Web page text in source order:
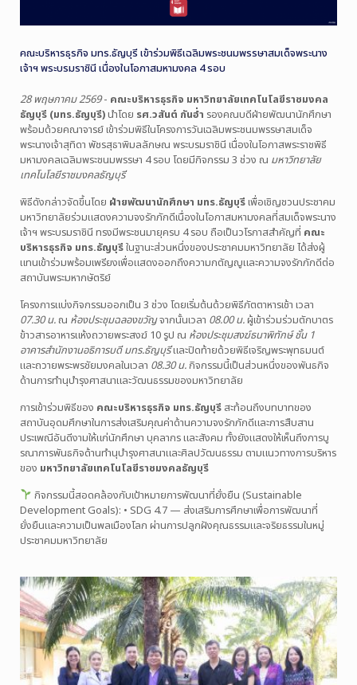
คณะบริหารธุรกิจ มทร.ธัญบุรี เข้าร่วมพิธีเฉลิมพระชนมพรรษาสมเด็จพระนาง
เจ้าฯ พระบรมราชินี เนื่องในโอกาสมหามงคล 4 รอบ
28 พฤษภาคม 2569- คณะบริหารธุรกิจ มหาวิทยาลัยเทคโนโลยีราชมงคล
ธัญบุรี (มทร.ธัญบุรี)นำโดย รศ.วสันต์ กันอ่ำ รองคณบดีฝ่ายพัฒนานักศึกษา
พร้อมด้วยคณาจารย์ เข้าร่วมพิธีในโครงการวันเฉลิมพระชนมพรรษาสมเด็จ
พระนางเจ้าสุทิดา พัชรสุธาพิมลลักษณ พระบรมราชินี เนื่องในโอกาสพระราชพิธี
มหามงคลเฉลิมพระชนมพรรษา 4 รอบ โดยมีกิจกรรม 3 ช่วง ณ มหาวิทยาลัย
เทคโนโลยีราชมงคลธัญบุรี
พิธีดังกล่าวจัดขึ้นโดย ฝ่ายพัฒนานักศึกษา มทร.ธัญบุรีเพื่อเชิญชวนประชาคม
มหาวิทยาลัยร่วมแสดงความจงรักภักดีเนื่องในโอกาสมหามงคลที่สมเด็จพระนาง
เจ้าฯ พระบรมราชินี ทรงมีพระชนมายุครบ 4 รอบ ถือเป็นวโรกาสสำคัญที่ คณะ
บริหารธุรกิจ มทร.ธัญบุรีในฐานะส่วนหนึ่งของประชาคมมหาวิทยาลัย ได้ส่งผู้
แทนเข้าร่วมพร้อมเพรียงเพื่อแสดงออกถึงความกตัญญูและความจงรักภักดีต่อ
สถาบันพระมหากษัตริย์
โครงการแบ่งกิจกรรมออกเป็น 3 ช่วง โดยเริ่มต้นด้วยพิธีภัตตาหารเช้า เวลา
07.30 น.ณ ห้องประชุมฉลองขวัญจากนั้นเวลา 08.00 น.ผู้เข้าร่วมร่วมตักบาตร
ข้าวสารอาหารแห้งถวายพระสงฆ์ 10 รูป ณ ห้องประชุมสงฆ์ธนาพิทักษ์ ชั้น 1
อาคารสำนักงานอธิการบดี มทร.ธัญบุรีและปิดท้ายด้วยพิธีเจริญพระพุทธมนต์
และถวายพระพรชัยมงคลในเวลา 08.30 น.กิจกรรมนี้เป็นส่วนหนึ่งของพันธกิจ
ด้านการทำนุบำรุงศาสนาและวัฒนธรรมของมหาวิทยาลัย
การเข้าร่วมพิธีของ คณะบริหารธุรกิจ มทร.ธัญบุรี สะท้อนถึงบทบาทของ
สถาบันอุดมศึกษาในการส่งเสริมคุณค่าด้านความจงรักภักดีและการสืบสาน
ประเพณีอันดีงามให้แก่นักศึกษา บุคลากร และสังคม ทั้งยังแสดงให้เห็นถึงการบู
รณาการพันธกิจด้านทำนุบำรุงศาสนาและศิลปวัฒนธรรม ตามแนวทางการบริหาร
ของ มหาวิทยาลัยเทคโนโลยีราชมงคลธัญบุรี
กิจกรรมนี้สอดคล้องกับเป้าหมายการพัฒนาที่ยั่งยืน (Sustainable
Development Goals): • SDG 4.7 — ส่งเสริมการศึกษาเพื่อการพัฒนาที่
ยั่งยืนและความเป็นพลเมืองโลก ผ่านการปลูกฝังคุณธรรมและจริยธรรมในหมู่
ประชาคมมหาวิทยาลัย